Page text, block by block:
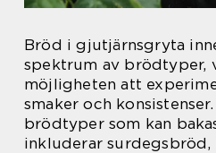
Bröd i gjutjärnsgryta
spektrum av brödtyper,
möjligheten att
smaker och
brödtyper som kan
inkluderar